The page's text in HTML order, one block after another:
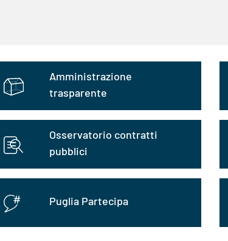
Amministrazione
trasparente
Osservatorio contratti
pubblici
Puglia Partecipa